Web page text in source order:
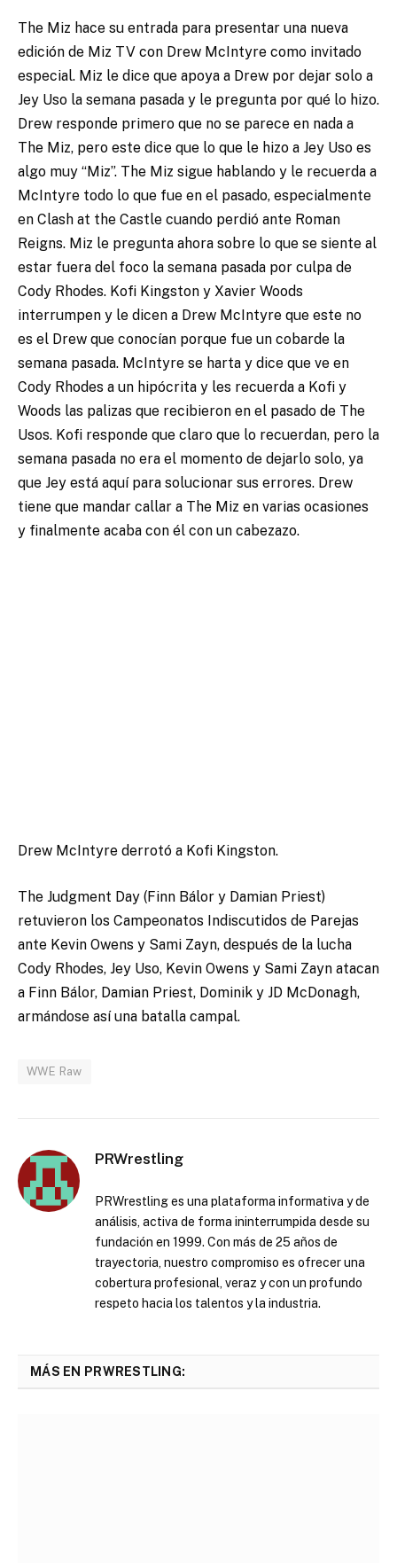
The Miz hace su entrada para presentar una nueva
edición de Miz TV con Drew McIntyre como invitado
especial. Miz le dice que apoya a Drew por dejar solo a
Jey Uso la semana pasada y le pregunta por qué lo hizo.
Drew responde primero que no se parece en nada a
The Miz, pero este dice que lo que le hizo a Jey Uso es
algo muy “Miz”. The Miz sigue hablando y le recuerda a
McIntyre todo lo que fue en el pasado, especialmente
en Clash at the Castle cuando perdió ante Roman
Reigns. Miz le pregunta ahora sobre lo que se siente al
estar fuera del foco la semana pasada por culpa de
Cody Rhodes. Kofi Kingston y Xavier Woods
interrumpen y le dicen a Drew McIntyre que este no
es el Drew que conocían porque fue un cobarde la
semana pasada. McIntyre se harta y dice que ve en
Cody Rhodes a un hipócrita y les recuerda a Kofi y
Woods las palizas que recibieron en el pasado de The
Usos. Kofi responde que claro que lo recuerdan, pero la
semana pasada no era el momento de dejarlo solo, ya
que Jey está aquí para solucionar sus errores. Drew
tiene que mandar callar a The Miz en varias ocasiones
y finalmente acaba con él con un cabezazo.
Drew McIntyre derrotó a Kofi Kingston.
The Judgment Day (Finn Bálor y Damian Priest)
retuvieron los Campeonatos Indiscutidos de Parejas
ante Kevin Owens y Sami Zayn, después de la lucha
Cody Rhodes, Jey Uso, Kevin Owens y Sami Zayn atacan
a Finn Bálor, Damian Priest, Dominik y JD McDonagh,
armándose así una batalla campal.
WWE Raw
PRWrestling
PRWrestling es una plataforma informativa y de
análisis, activa de forma ininterrumpida desde su
fundación en 1999. Con más de 25 años de
trayectoria, nuestro compromiso es ofrecer una
cobertura profesional, veraz y con un profundo
respeto hacia los talentos y la industria.
MÁS EN PRWRESTLING: